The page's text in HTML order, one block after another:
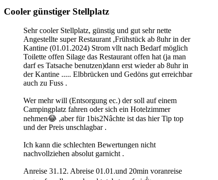
Cooler günstiger Stellplatz
Sehr cooler Stellplatz, günstig und gut sehr nette
Angestellte super Restaurant ,Frühstück ab 8uhr in der
Kantine (01.01.2024) Strom vllt nach Bedarf möglich
Toilette offen Silage das Restaurant offen hat (ja man
darf es Tatsache benutzen)dann erst wieder ab 8uhr in
der Kantine ..... Elbbrücken und Gedöns gut erreichbar
auch zu Fuss .
Wer mehr will (Entsorgung ec.) der soll auf einem
Campingplatz fahren oder sich ein Hotelzimmer
nehmen😂 ,aber für 1bis2Nâchte ist das hier Tip top
und der Preis unschlagbar .
Ich kann die schlechten Bewertungen nicht
nachvollziehen absolut garnicht .
Anreise 31.12. Abreise 01.01.und 20min voranreise